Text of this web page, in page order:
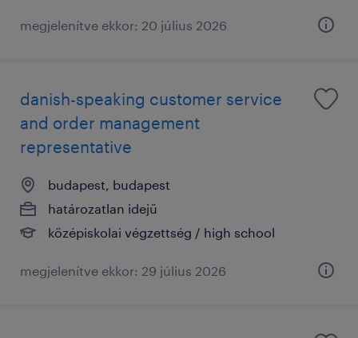
megjelenítve ekkor: 20 július 2026
danish-speaking customer service
and order management
representative
budapest, budapest
határozatlan idejű
középiskolai végzettség / high school
megjelenítve ekkor: 29 július 2026